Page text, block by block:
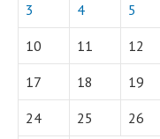
3 4 5
10 11 12
17 18 19
24 25 26